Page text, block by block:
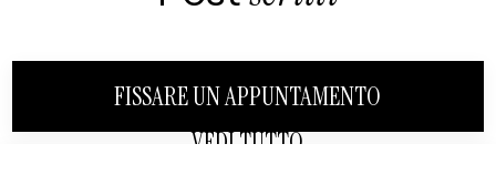
FISSARE UN APPUNTAMENTO
VEDI TUTTO